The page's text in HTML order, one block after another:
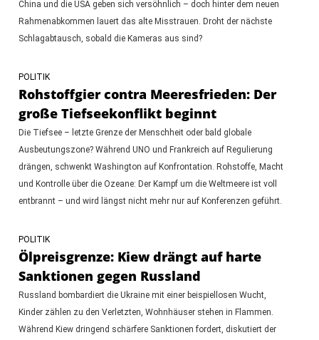
China und die USA geben sich versöhnlich – doch hinter dem neuen
Rahmenabkommen lauert das alte Misstrauen. Droht der nächste
Schlagabtausch, sobald die Kameras aus sind?
POLITIK
Rohstoffgier contra Meeresfrieden: Der
große Tiefseekonflikt beginnt
Die Tiefsee – letzte Grenze der Menschheit oder bald globale
Ausbeutungszone? Während UNO und Frankreich auf Regulierung
drängen, schwenkt Washington auf Konfrontation. Rohstoffe, Macht
und Kontrolle über die Ozeane: Der Kampf um die Weltmeere ist voll
entbrannt – und wird längst nicht mehr nur auf Konferenzen geführt.
POLITIK
Ölpreisgrenze: Kiew drängt auf harte
Sanktionen gegen Russland
Russland bombardiert die Ukraine mit einer beispiellosen Wucht,
Kinder zählen zu den Verletzten, Wohnhäuser stehen in Flammen.
Während Kiew dringend schärfere Sanktionen fordert, diskutiert der